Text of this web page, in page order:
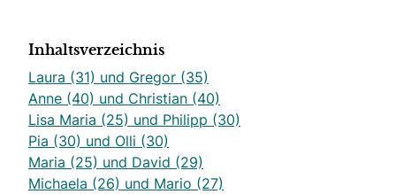
Inhaltsverzeichnis
Laura (31) und Gregor (35)
Anne (40) und Christian (40)
Lisa Maria (25) und Philipp (30)
Pia (30) und Olli (30)
Maria (25) und David (29)
Michaela (26) und Mario (27)